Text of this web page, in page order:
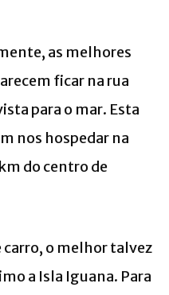
as melhores
ficar na rua
para o mar. Esta
nos hospedar na
do centro de
carro, o melhor talvez
a Isla Iguana. Para